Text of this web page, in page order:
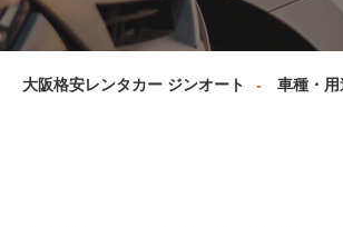
大阪格安レンタカー ジンオート 車種・用